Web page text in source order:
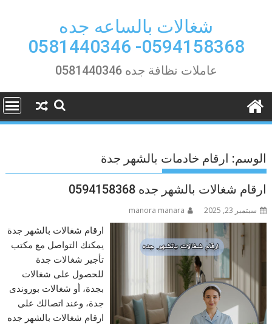
شغالات بالساعه جده
0594158368- 0581440346
عاملات نظافة جده 0581440346
الوسم: ارقام خادمات بالشهر جدة
ارقام شغالات بالشهر جده 0594158368
سبتمبر 23, 2025 manora manara
ارقام شغالات بالشهر جدة
يمكنك التواصل مع مكتب
تأجير شغالات جدة
للحصول على شغالات
بجدة، أو شغالات بوروندى
جدة، وعند اتصالك على
ارقام شغالات بالشهر جده